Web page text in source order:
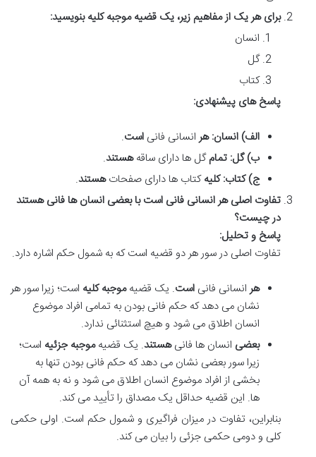
برای هر یک از مفاهیم زیر، یک قضیه موجبه کلیه بنویسید:
انسان
گل
کتاب
پاسخ های پیشنهادی:
الف) انسان: هرانسانی فانی است.
ب) گل: تمامگل ها دارای ساقههستند.
ج) کتاب: کلیهکتاب ها دارای صفحاتهستند.
تفاوت اصلی هر انسانی فانی است با بعضی انسان ها فانی هستند
در چیست؟
پاسخ و تحلیل:
تفاوت اصلی در سور هر دو قضیه است که به شمول حکم اشاره دارد.
هرانسانی فانی است. یک قضیهموجبه کلیه است؛ زیرا سور هر
نشان می دهد که حکم فانی بودن به تمامی افراد موضوع
انسان اطلاق می شود و هیچ استثنائی ندارد.
بعضی انسان ها فانیهستند. یک قضیهموجبه جزئیه است؛
زیرا سور بعضی نشان می دهد که حکم فانی بودن تنها به
بخشی از افراد موضوع انسان اطلاق می شود و نه به همه آن
ها. این قضیه حداقل یک مصداق را تأیید می کند.
بنابراین، تفاوت در میزان فراگیری و شمول حکم است. اولی حکمی
کلی و دومی حکمی جزئی را بیان می کند.